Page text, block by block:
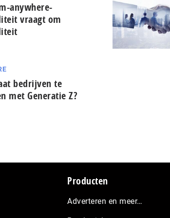
anywhere-
vraagt om
bedrijven te
met Generatie Z?
Producten
Adverteren en meer…